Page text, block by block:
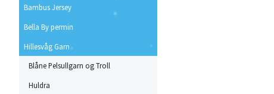
Bambus Jersey
Bella By permin
Hillesvåg Garn
Blåne Pelsullgarn og Troll
Huldra